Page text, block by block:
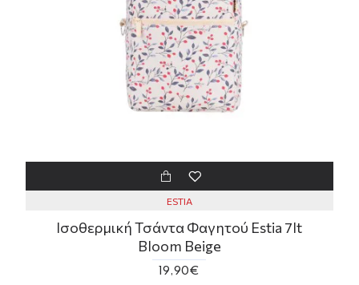
ESTIA
Ισοθερμική Τσάντα Φαγητού Estia 7lt
Bloom Beige
19,90€